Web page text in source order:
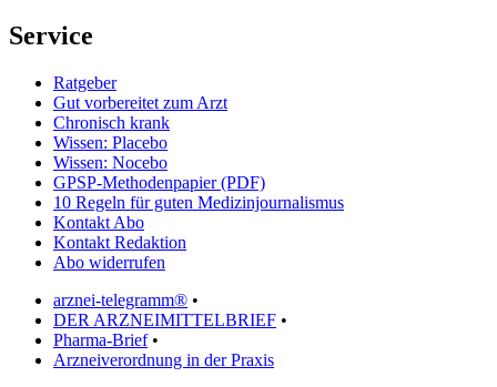
Service
Ratgeber
Gut vorbereitet zum Arzt
Chronisch krank
Wissen: Placebo
Wissen: Nocebo
GPSP-Methodenpapier (PDF)
10 Regeln für guten Medizinjournalismus
Kontakt Abo
Kontakt Redaktion
Abo widerrufen
arznei-telegramm® •
DER ARZNEIMITTELBRIEF •
Pharma-Brief•
Arzneiverordnung in der Praxis